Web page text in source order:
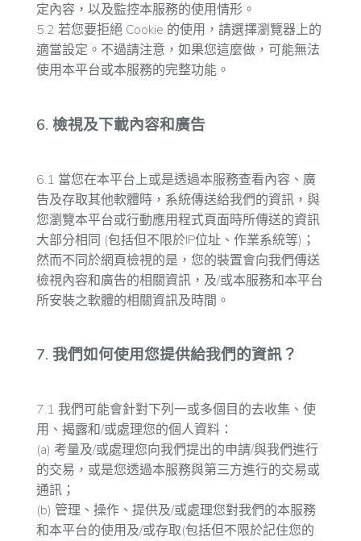
定內容，以及監控本服務的使用情形。
5.2 若您要拒絕 Cookie 的使用，請選擇瀏覽器上的
適當設定。不過請注意，如果您這麼做，可能無法
使用本平台或本服務的完整功能。
6. 檢視及下載內容和廣告
6.1 當您在本平台上或是透過本服務查看內容、廣
告及存取其他軟體時，系統傳送給我們的資訊，與
您瀏覽本平台或行動應用程式頁面時所傳送的資訊
大部分相同 (包括但不限於IP位址、作業系統等)；
然而不同於網頁檢視的是，您的裝置會向我們傳送
檢視內容和廣告的相關資訊，及/或本服務和本平台
所安裝之軟體的相關資訊及時間。
7. 我們如何使用您提供給我們的資訊？
7.1 我們可能會針對下列一或多個目的去收集、使
用、揭露和/或處理您的個人資料：
(a) 考量及/或處理您向我們提出的申請/與我們進行
的交易，或是您透過本服務與第三方進行的交易或
通訊；
(b) 管理、操作、提供及/或處理您對我們的本服務
和本平台的使用及/或存取(包括但不限於記住您的